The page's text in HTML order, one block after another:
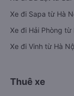
Xe đi Sapa từ Hà
Xe đi Hải Phòng từ
Xe đi Vinh từ Hà
Thuê xe